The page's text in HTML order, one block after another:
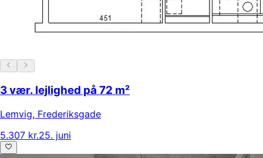
3 vær. lejlighed på 72 m²
Lemvig, Frederiksgade
5.307 kr.25. juni